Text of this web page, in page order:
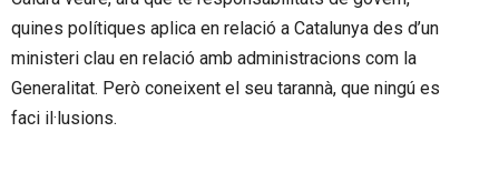
quines polítiques aplica en relació a Catalunya des d’un
ministeri clau en relació amb administracions com la
Generalitat. Però coneixent el seu tarannà, que ningú es
faci il·lusions.